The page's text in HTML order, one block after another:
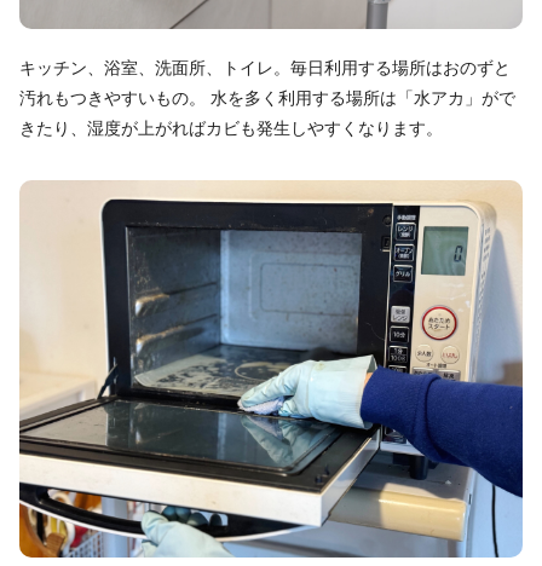
キッチン、浴室、洗面所、トイレ。毎日利用する場所はおのずと
汚れもつきやすいもの。 水を多く利用する場所は「水アカ」がで
きたり、湿度が上がればカビも発生しやすくなります。